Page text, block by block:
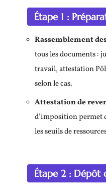
Étape 1 :
Rassemblement
tous les documents :
travail, attestation
selon le cas.
Attestation de
d’imposition permet
les seuils de
Étape 2 : Dépôt